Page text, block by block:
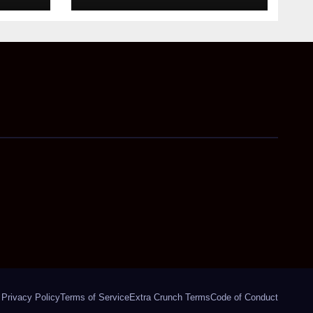
Privacy PolicyTerms of ServiceExtra Crunch TermsCode of Conduct